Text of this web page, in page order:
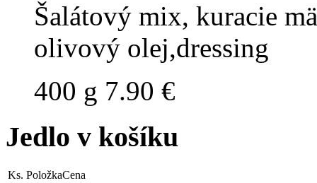
Šalátový mix, kuracie
olivový olej,dressing
400 g 7.90 €
Jedlo v košíku
Ks. PoložkaCena